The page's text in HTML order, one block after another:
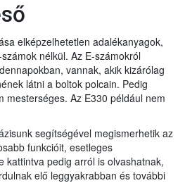
elképzelhetetlen adalékanyagok,
nélkül. Az E-számokról
vannak, akik kizárólag
látni a boltok polcain. Pedig
mesterséges. Az E330 például nem
segítségével megismerhetik az
funkcióit, esetleges
kattintva pedig arról is olvashatnak,
elő leggyakrabban és további